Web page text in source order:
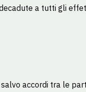
a tutti gli
accordi tra le